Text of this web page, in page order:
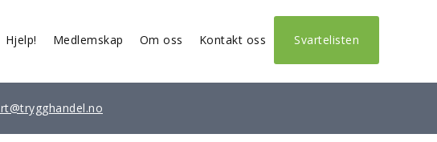
Hjelp! Medlemskap Om oss Kontakt oss Svartelisten